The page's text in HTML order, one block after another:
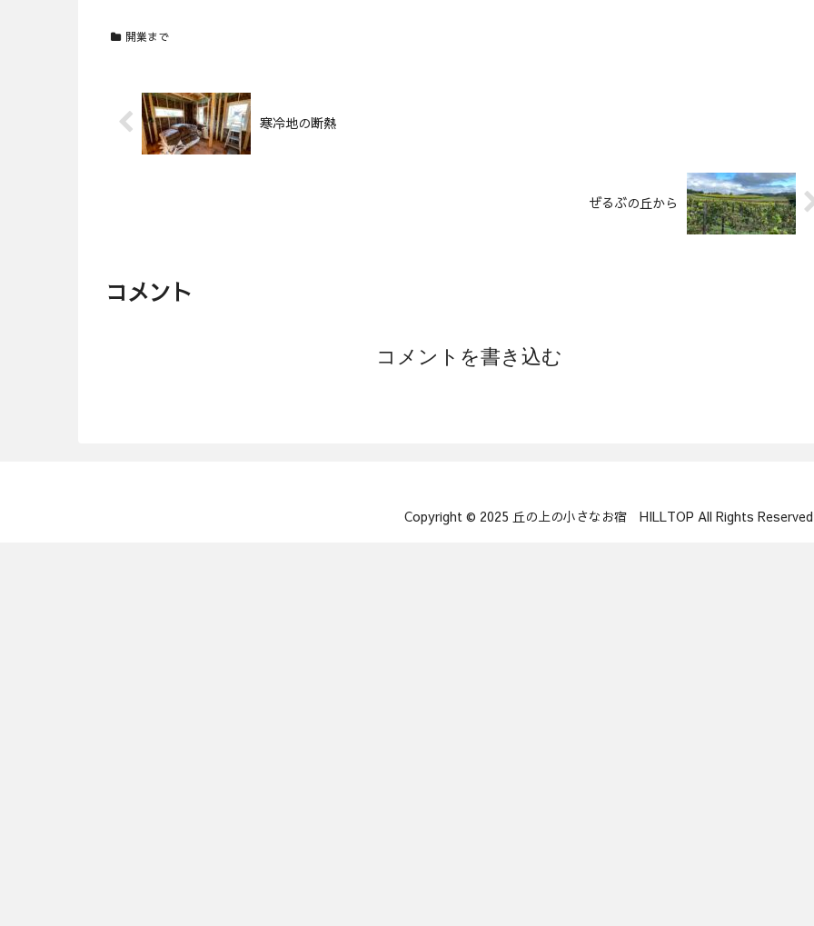
開業まで
寒冷地の断熱
ぜるぶの丘から
コメント
コメントを書き込む
Copyright © 2025 丘の上の小さなお宿 HILLTOP All Rights